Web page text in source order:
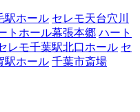
駅ホール セレモ天台穴川
トホール幕張本郷 ハート
レモ千葉駅北口ホール セ
駅ホール 千葉市斎場